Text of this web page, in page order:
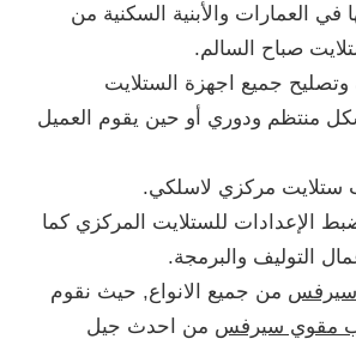
في العمارات والأبنية السكنية من
صباح السالم.
وتصليح جميع اجهزة الستلايت
منتظم ودوري أو حين يقوم العميل
ستلايت مركزي لاسلكي.
الإعدادات للستلايت المركزي كما
التوليف والبرمجة.
من جميع الانواع, حيث نقوم
مقوي سيرفس من احدث جيل